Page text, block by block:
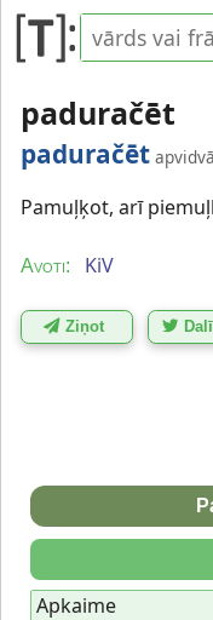
paduračēt
paduračēt
Pamuļķot, arī
Avoti: KiV
Ziņot
Apkaime